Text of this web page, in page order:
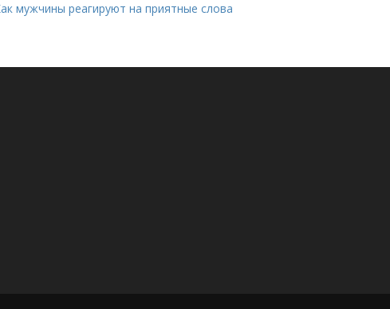
мужчины реагируют на приятные слова